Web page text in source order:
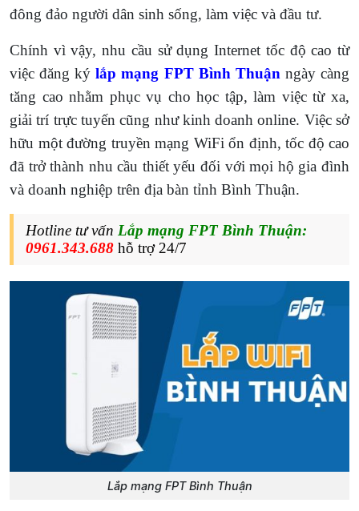
đông đảo người dân sinh sống, làm việc và đầu tư.
Chính vì vậy, nhu cầu sử dụng Internet tốc độ cao từ
việc đăng kýlắp mạng FPT Bình Thuận ngày càng
tăng cao nhằm phục vụ cho học tập, làm việc từ xa,
giải trí trực tuyến cũng như kinh doanh online. Việc sở
hữu một đường truyền mạng WiFi ổn định, tốc độ cao
đã trở thành nhu cầu thiết yếu đối với mọi hộ gia đình
và doanh nghiệp trên địa bàn tỉnh Bình Thuận.
Hotline tư vấn Lắp mạng FPT Bình Thuận:
0961.343.688 hỗ trợ 24/7
Lắp mạng FPT Bình Thuận